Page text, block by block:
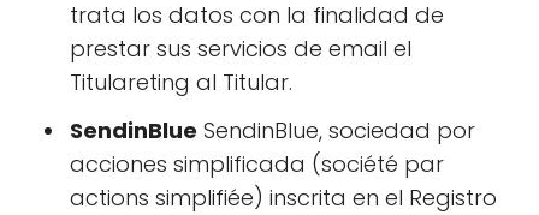
trata los datos con la finalidad de
prestar sus servicios de email el
Titulareting al Titular.
SendinBlue SendinBlue, sociedad por
acciones simplificada (société par
actions simplifiée) inscrita en el Registro